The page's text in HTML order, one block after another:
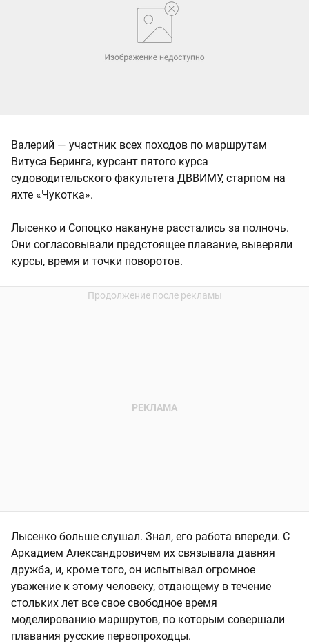
Валерий — участник всех походов по маршрутам
Витуса Беринга, курсант пятого курса
судоводительского факультета ДВВИМУ, старпом на
яхте «Чукотка».
Лысенко и Сопоцко накануне расстались за полночь.
Они согласовывали предстоящее плавание, выверяли
курсы, время и точки поворотов.
Лысенко больше слушал. Знал, его работа впереди. С
Аркадием Александровичем их связывала давняя
дружба, и, кроме того, он испытывал огромное
уважение к этому человеку, отдающему в течение
стольких лет все свое свободное время
моделированию маршрутов, по которым совершали
плавания русские первопроходцы.